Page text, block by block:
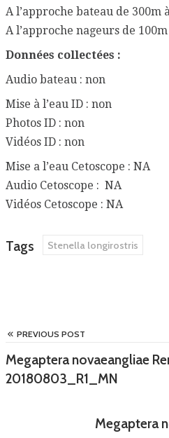
A l’approche bateau de 300m
A l’approche nageurs de 100m
Données collectées :
Audio bateau : non
Mise à l’eau ID : non
Photos ID : non
Vidéos ID : non
Mise a l’eau Cetoscope : NA
Audio Cetoscope : NA
Vidéos Cetoscope : NA
Tags Stenella longirostris
PREVIOUS POST
Megaptera novaeangliae
20180803_R1_MN
Megaptera